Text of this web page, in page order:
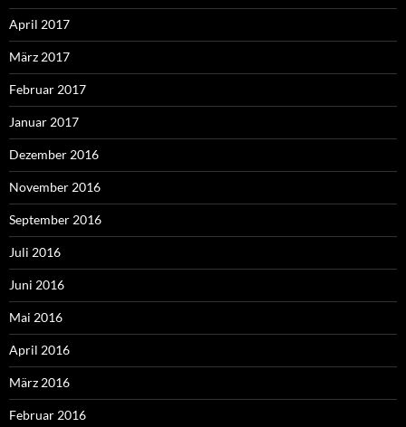
April 2017
März 2017
Februar 2017
Januar 2017
Dezember 2016
November 2016
September 2016
Juli 2016
Juni 2016
Mai 2016
April 2016
März 2016
Februar 2016